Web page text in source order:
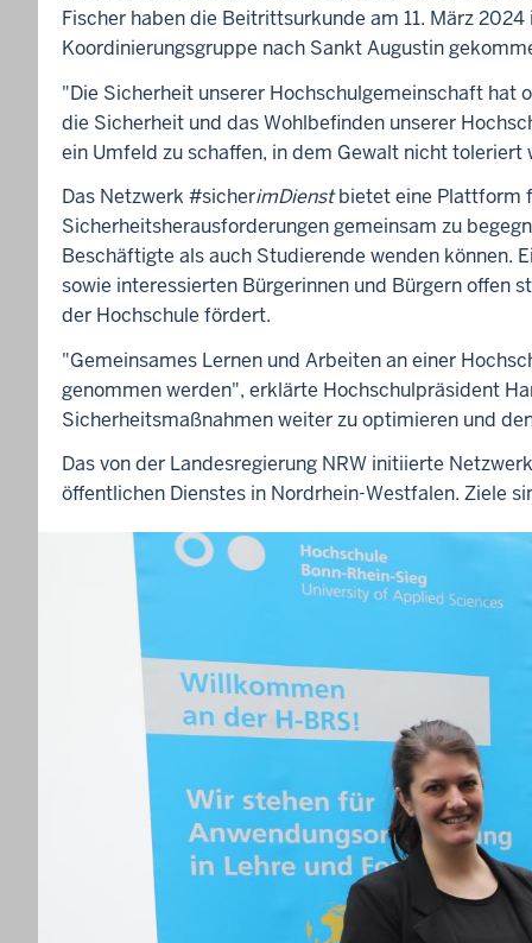
o
n
n
-
R
h
e
n
-
S
i
e
g
s
t
ä
r
t
S
Fischer haben die Beitrittsurkunde am 11. März
Koordinierungsgruppe nach Sankt Augustin
"Die Sicherheit unserer Hochschulgemeinschaft
die Sicherheit und das Wohlbefinden unserer
ein Umfeld zu schaffen, in dem Gewalt nicht
Das Netzwerk #sicherimDienstbietet eine Plattform
Sicherheitsherausforderungen gemeinsam zu
Beschäftigte als auch Studierende wenden können.
sowie interessierten Bürgerinnen und Bürgern offen
der Hochschule fördert.
"Gemeinsames Lernen und Arbeiten an einer
genommen werden", erklärte Hochschulpräsident
Sicherheitsmaßnahmen weiter zu optimieren und
Das von der Landesregierung NRW initiierte
öffentlichen Dienstes in Nordrhein-Westfalen. Ziele